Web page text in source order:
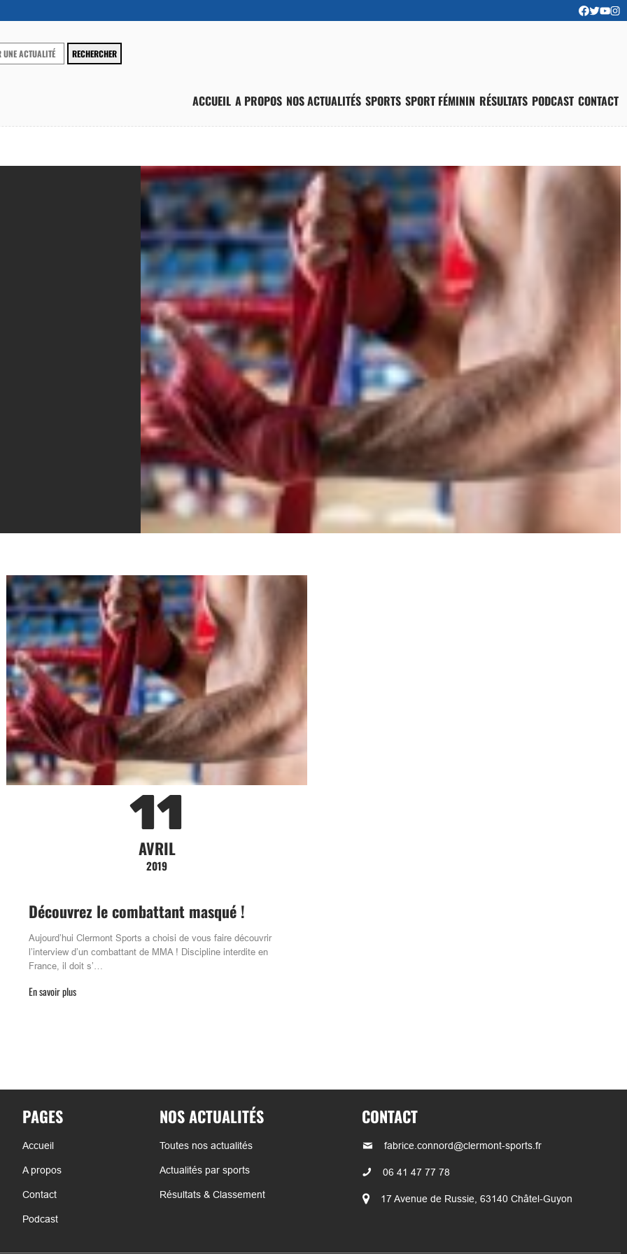
ACCUEIL A PROPOS NOS ACTUALITÉS SPORTS SPORT FÉMININ RÉSULTATS PODCAST CONTACT
11
AVRIL
2019
Découvrez le combattant masqué !
Aujourd’hui Clermont Sports a choisi de vous faire découvrir
l’interview d’un combattant de MMA ! Discipline interdite en
France, il doit s’…
En savoir plus
PAGES
Accueil
A propos
Contact
Podcast
NOS ACTUALITÉS
Toutes nos actualités
Actualités par sports
Résultats & Classement
CONTACT
fabrice.connord@clermont-sports.fr
06 41 47 77 78
17 Avenue de Russie, 63140 Châtel-Guyon